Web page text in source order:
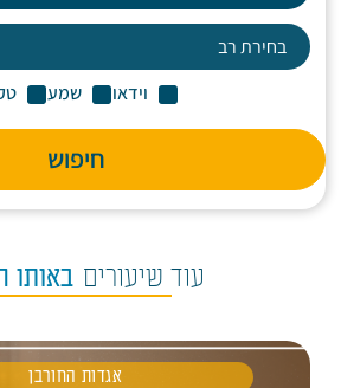
וידאו שמע
חיפוש
עוד שיעורים באותו
אגדות החורבן